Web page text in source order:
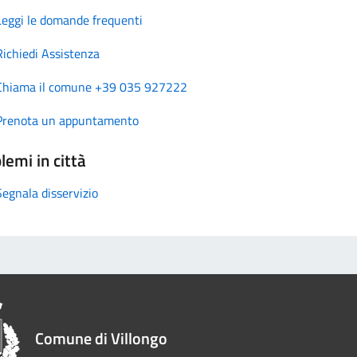
le domande frequenti
Assistenza
il comune +39 035 927222
un appuntamento
in città
disservizio
Comune di Villongo